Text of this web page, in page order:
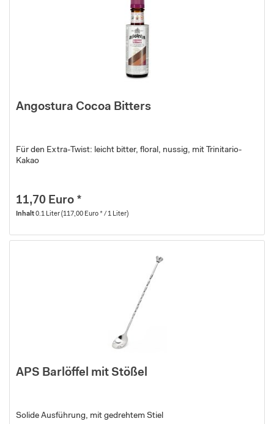
Angostura Cocoa Bitters
Für den Extra-Twist: leicht bitter, floral, nussig, mit Trinitario-
Kakao
11,70 Euro *
Inhalt0.1 Liter(117,00 Euro * / 1 Liter)
APS Barlöffel mit Stößel
Solide Ausführung, mit gedrehtem Stiel